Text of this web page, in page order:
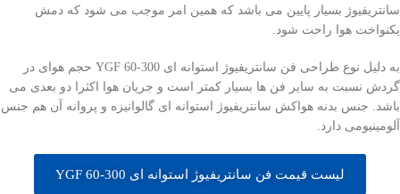
سانتریفیوژ بسیار پایین می باشد که همین امر موجب می شود که دمش
یکنواخت هوا راحت شود.
به دلیل نوع طراحی فن سانتریفیوژ استوانه ای YGF 60-300 حجم هوای در
گردش نسبت به سایر فن ها بسیار کمتر است و جریان هوا اکثرا دو بعدی می
باشد. جنس بدنه هواکش سانتریفیوژ استوانه ای گالوانیزه و پروانه آن هم جنس
آلومینیومی دارد.
لیست قیمت فن سانتریفیوژ استوانه ای YGF 60-300